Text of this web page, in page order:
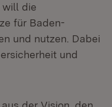
will die
für Baden-
und nutzen. Dabei
und